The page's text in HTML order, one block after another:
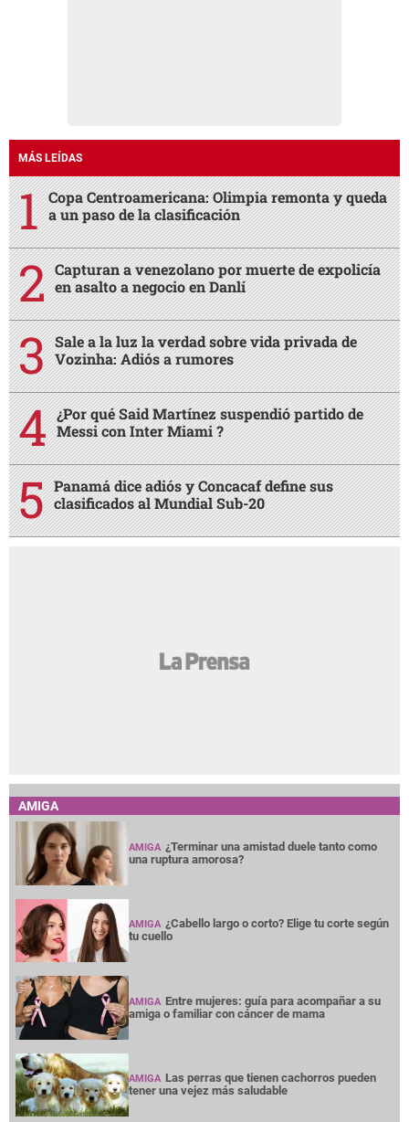
MÁS LEÍDAS
Copa Centroamericana: Olimpia remonta y queda
a un paso de la clasificación
Capturan a venezolano por muerte de expolicía
en asalto a negocio en Danlí
Sale a la luz la verdad sobre vida privada de
Vozinha: Adiós a rumores
¿Por qué Said Martínez suspendió partido de
Messi con Inter Miami ?
Panamá dice adiós y Concacaf define sus
clasificados al Mundial Sub-20
AMIGA
AMIGA ¿Terminar una amistad duele tanto como
una ruptura amorosa?
AMIGA ¿Cabello largo o corto? Elige tu corte según
tu cuello
AMIGA Entre mujeres: guía para acompañar a su
amiga o familiar con cáncer de mama
AMIGA Las perras que tienen cachorros pueden
tener una vejez más saludable